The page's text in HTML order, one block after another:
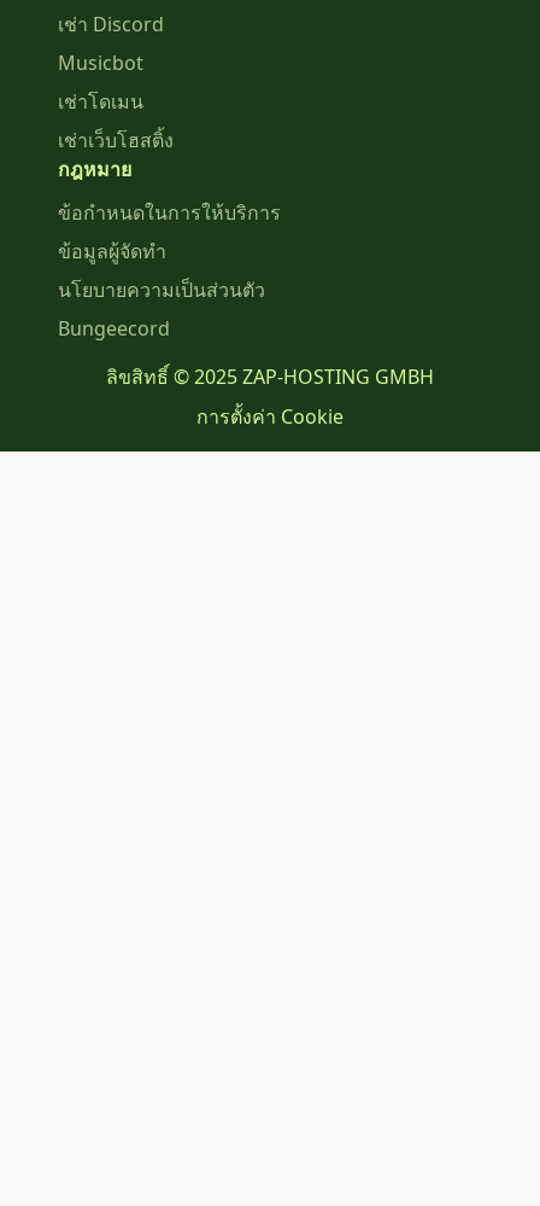
เช่า Discord
Musicbot
เช่าโดเมน
เช่าเว็บโฮสติ้ง
กฎหมาย
ข้อกำหนดในการให้บริการ
ข้อมูลผู้จัดทำ
นโยบายความเป็นส่วนตัว
Bungeecord
ลิขสิทธิ์ © 2025 ZAP-HOSTING GMBH
การตั้งค่า Cookie